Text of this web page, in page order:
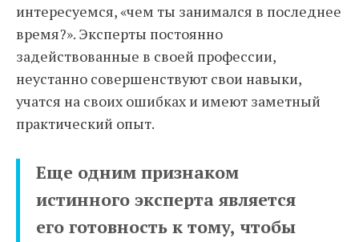
интересуемся, «чем ты занимался в последнее
время?». Эксперты постоянно
задействованные в своей профессии,
неустанно совершенствуют свои навыки,
учатся на своих ошибках и имеют заметный
практический опыт.
Еще одним признаком
истинного эксперта является
его готовность к тому, чтобы